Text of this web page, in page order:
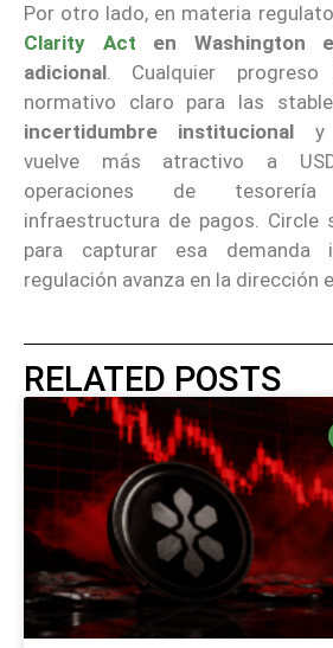
Por otro lado, en materia
Clarity Act en Washington
adicional. Cualquier
normativo claro para las
incertidumbre institucional y
vuelve más atractivo a
operaciones de
infraestructura de pagos. Circle
para capturar esa demanda
regulación avanza en la dirección
RELATED POSTS